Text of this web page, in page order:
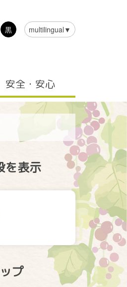
黒 multilingual▼
安全・安心
を表示
プ